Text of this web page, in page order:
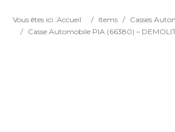
Search
Vous êtes ici :Accueil / Items / Casses
/
Casse Automobile PIA (66380) –